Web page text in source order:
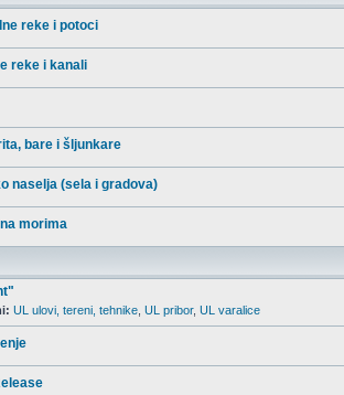
reke i potoci
reke i kanali
bare i šljunkare
naselja (sela i gradova)
morima
UL ulovi, tereni, tehnike UL pribor, UL varalice